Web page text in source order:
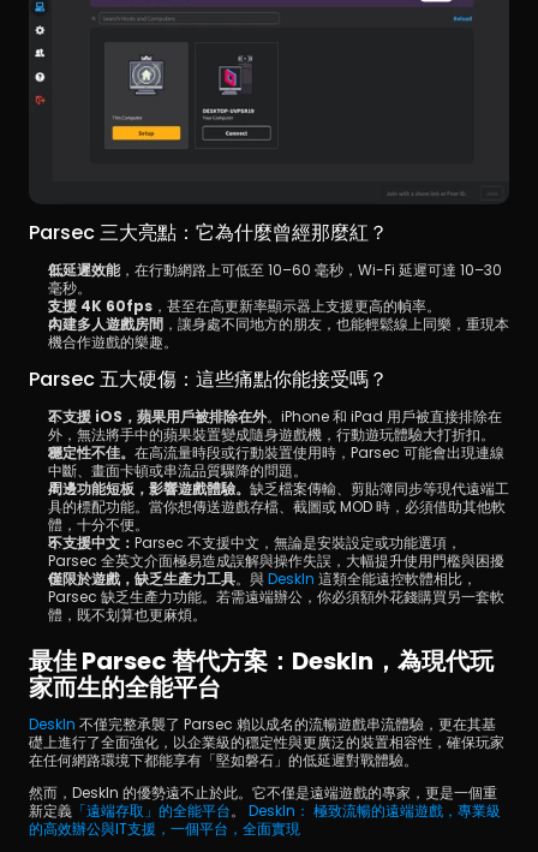
Parsec 三大亮點：它為什麼曾經那麼紅？
低延遲效能，在行動網路上可低至 10–60 毫秒，Wi-Fi 延遲可達 10–30
毫秒。
支援 4K 60fps ，甚至在高更新率顯示器上支援更高的幀率。
內建多人遊戲房間 ，讓身處不同地方的朋友，也能輕鬆線上同樂，重現本
機合作遊戲的樂趣。
Parsec 五大硬傷：這些痛點你能接受嗎？
不支援 iOS，蘋果用戶被排除在外。iPhone 和 iPad 用戶被直接排除在
外，無法將手中的蘋果裝置變成隨身遊戲機，行動遊玩體驗大打折扣。
穩定性不佳。 在高流量時段或行動裝置使用時，Parsec 可能會出現連線
中斷、畫面卡頓或串流品質驟降的問題。
周邊功能短板，影響遊戲體驗。 缺乏檔案傳輸、剪貼簿同步等現代遠端工
具的標配功能。當你想傳送遊戲存檔、截圖或 MOD 時，必須借助其他軟
體，十分不便。
不支援中文： Parsec 不支援中文，無論是安裝設定或功能選項，
Parsec 全英文介面極易造成誤解與操作失誤，大幅提升使用門檻與困擾
僅限於遊戲，缺乏生產力工具。與 DeskIn 這類全能遠控軟體相比，
Parsec 缺乏生產力功能。若需遠端辦公，你必須額外花錢購買另一套軟
體，既不划算也更麻煩。
最佳 Parsec 替代方案：DeskIn，為現代玩
家而生的全能平台
DeskIn 不僅完整承襲了 Parsec 賴以成名的流暢遊戲串流體驗，更在其基
礎上進行了全面強化，以企業級的穩定性與更廣泛的裝置相容性，確保玩家
在任何網路環境下都能享有「堅如磐石」的低延遲對戰體驗。
然而，DeskIn 的優勢遠不止於此。它不僅是遠端遊戲的專家，更是一個重
新定義 「遠端存取」的全能平台。 DeskIn： 極致流暢的遠端遊戲，專業級
的高效辦公與IT支援，一個平台，全面實現